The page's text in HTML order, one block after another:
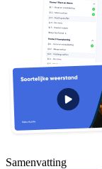
Samenvatting